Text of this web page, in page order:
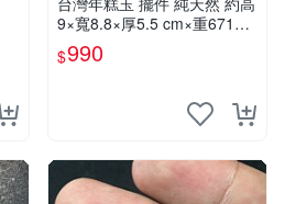
9×寬8.8×厚5.5 cm×重671g
【楓紅林雨】
$990